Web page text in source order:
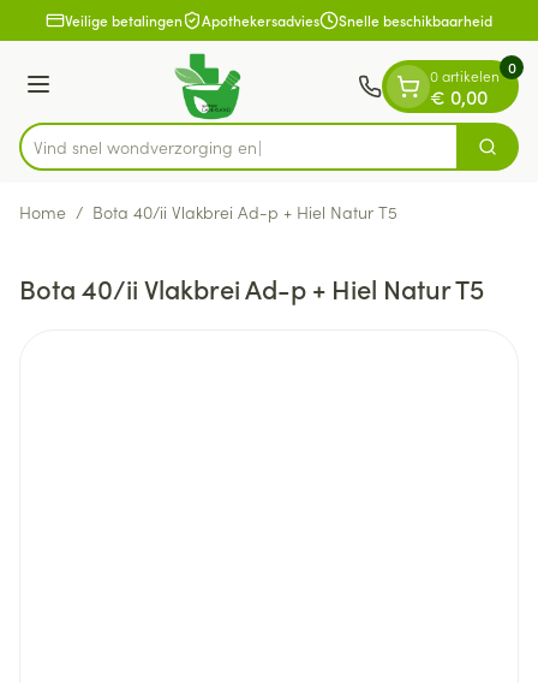
Ga naar de inhoud
1 van 1Veilige betalingen Apothekersadvies Snelle beschikbaarheid
Menu
Product, merk, categorie...
Vind snel wondverzo Zoek
0 artikelen
€ 0,00
0
Home / Bota 40/ii Vlakbrei Ad-p + Hiel Natur T5
Bota 40/ii Vlakbrei Ad-p + Hiel Natur T5